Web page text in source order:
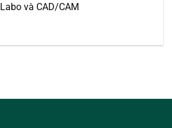
Labo và CAD/CAM